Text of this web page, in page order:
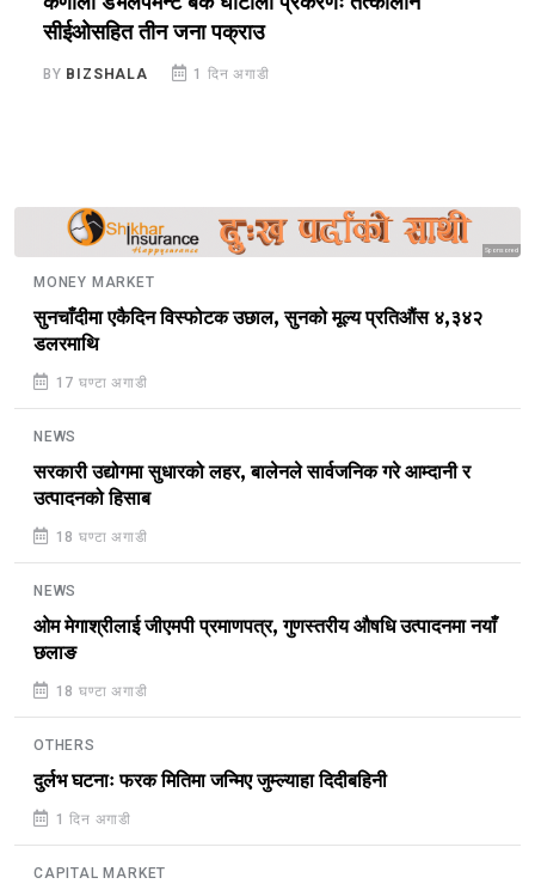
सीईओसहित तीन जना पक्राउ
BY BIZSHALA 1 दिन अगाडी
Sponsored
MONEY MARKET
सुनचाँदीमा एकैदिन विस्फोटक उछाल, सुनको मूल्य प्रतिऔंस ४,३४२
डलरमाथि
17 घण्टा अगाडी
NEWS
सरकारी उद्योगमा सुधारको लहर, बालेनले सार्वजनिक गरे आम्दानी र
उत्पादनको हिसाब
18 घण्टा अगाडी
NEWS
ओम मेगाश्रीलाई जीएमपी प्रमाणपत्र, गुणस्तरीय औषधि उत्पादनमा नयाँ
छलाङ
18 घण्टा अगाडी
OTHERS
दुर्लभ घटनाः फरक मितिमा जन्मिए जुम्ल्याहा दिदीबहिनी
1 दिन अगाडी
CAPITAL MARKET